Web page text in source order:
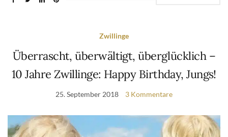
Zwillinge
Überrascht, überwältigt, überglücklich –
10 Jahre Zwillinge: Happy Birthday, Jungs!
25. September 2018 3 Kommentare